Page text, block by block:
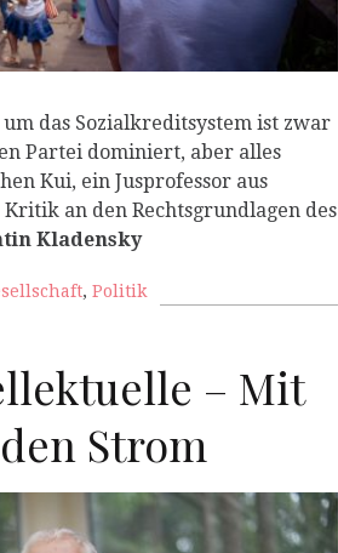
das Sozialkreditsystem ist zwar
Partei dominiert, aber alles
Kui, ein Jusprofessor aus
an den Rechtsgrundlagen des
Kladensky
, Politik
– Mit
Strom